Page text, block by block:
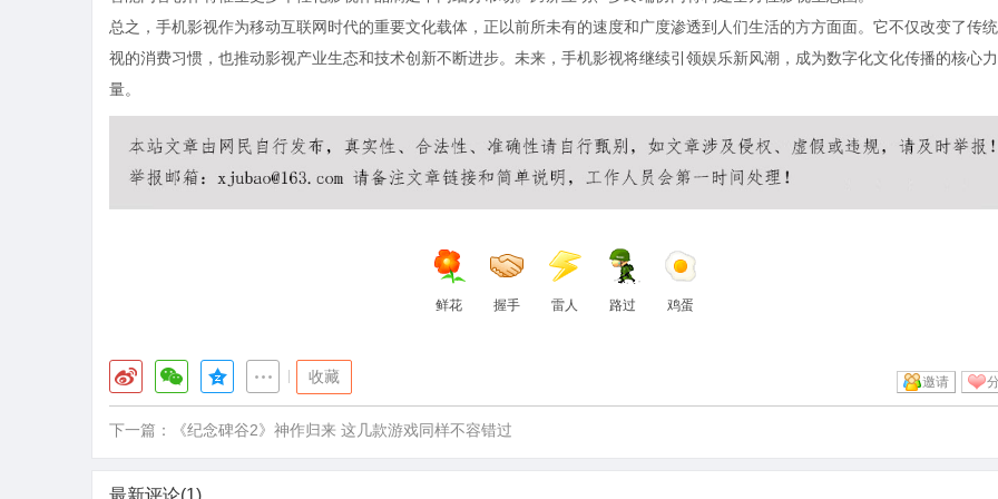
总之，手机影视作为移动互联网时代的重要文化载体，正以前所未有的速度和广度渗透到人们生活的方方面面。它不仅改变了传
视的消费习惯，也推动影视产业生态和技术创新不断进步。未来，手机影视将继续引领娱乐新风潮，成为数字化文化传播的核心力
量。
鲜花 握手 雷人 路过 鸡蛋
收藏 邀请
下一篇： 《纪念碑谷2》神作归来 这几款游戏同样不容错过
最新评论(1)